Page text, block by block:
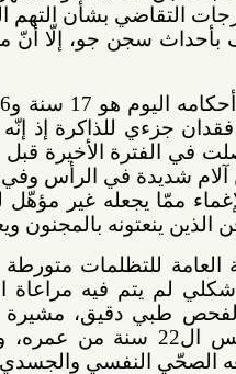
التقاضي بشأن التهم
وبين المنتدى "إنّ
للذاكرة إذ إنّه
الأخيرة قبل اعتقاله
في الرأس وفي الظهر
يجعله غير مؤهّل
بالمجنون ويعاملونه
للتظلمات متورطة
فيه مراعاة الوضع
المعتقل حسين علي خميس ال22 سنة
النفسي والجسدي الدقيق.